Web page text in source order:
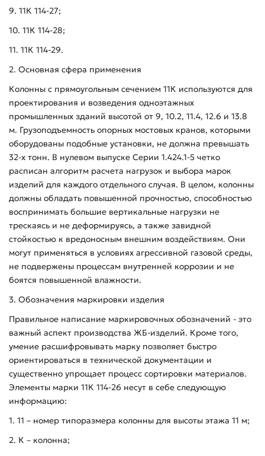
9. 11К 114-27;
10. 11К 114-28;
11. 11К 114-29.
2. Основная сфера применения
Колонны с прямоугольным сечением 11К используются для
проектирования и возведения одноэтажных
промышленных зданий высотой от 9, 10.2, 11.4, 12.6 и 13.8
м. Грузоподъемность опорных мостовых кранов, которыми
оборудованы подобные установки, не должна превышать
32-х тонн. В нулевом выпуске Серии 1.424.1-5 четко
расписан алгоритм расчета нагрузок и выбора марок
изделий для каждого отдельного случая. В целом, колонны
должны обладать повышенной прочностью, способностью
воспринимать большие вертикальные нагрузки не
трескаясь и не деформируясь, а также завидной
стойкостью к вредоносным внешним воздействиям. Они
могут применяться в условиях агрессивной газовой среды,
не подвержены процессам внутренней коррозии и не
боятся повышенной влажности.
3. Обозначения маркировки изделия
Правильное написание маркировочных обозначений - это
важный аспект производства ЖБ-изделий. Кроме того,
умение расшифровывать марку позволяет быстро
ориентироваться в технической документации и
существенно упрощает процесс сортировки материалов.
Элементы марки 11К 114-26 несут в себе следующую
информацию:
1. 11 – номер типоразмера колонны для высоты этажа 11 м;
2. К – колонна;